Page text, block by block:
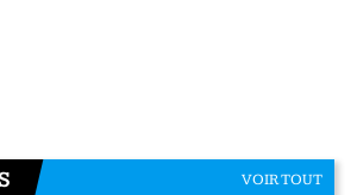
VOIR TOUT